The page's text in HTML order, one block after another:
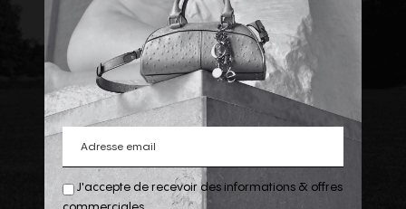
J'accepte de recevoir des informations & offres